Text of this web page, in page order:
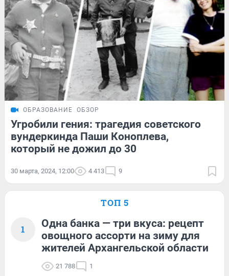
ОБРАЗОВАНИЕ ОБЗОР
Угробили гения: трагедия советского
вундеркинда Паши Коноплева,
который не дожил до 30
30 марта, 2024, 12:00 4 413 9
ТОП 5
1
Одна банка — три вкуса: рецепт
овощного ассорти на зиму для
жителей Архангельской области
21 788 1